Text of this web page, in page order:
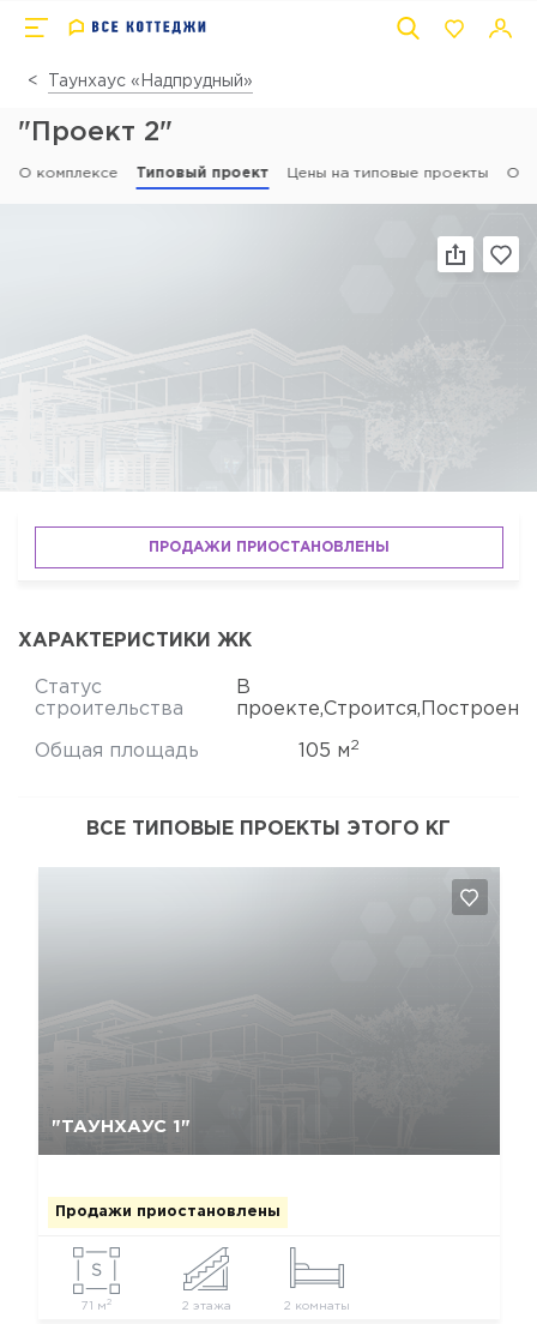
Таунхаус «Надпрудный»
"Проект 2"
О комплексе Типовый проект Цены на типовые проекты
ПРОДАЖИ ПРИОСТАНОВЛЕНЫ
ХАРАКТЕРИСТИКИ ЖК
Статус
строительства
В
проекте,Строится,Построен
Общая площадь 105 м2
ВСЕ ТИПОВЫЕ ПРОЕКТЫ ЭТОГО КГ
"ТАУНХАУС 1"
Продажи приостановлены
71 м2 2 этажа 2 комнаты